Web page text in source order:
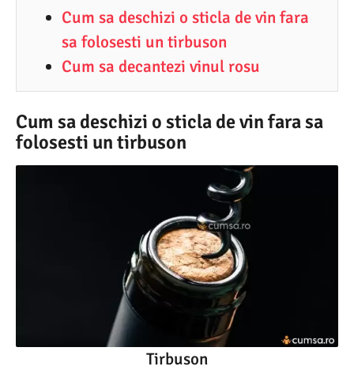
2
Cum sa deschizi o sticla de vin fara
sa folosesti un tirbuson
Cum sa decantezi vinul rosu
Cum sa deschizi o sticla de vin fara sa
folosesti un tirbuson
Tirbuson